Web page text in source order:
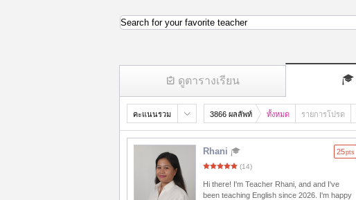
ดูตารางเรียน
Search for your favorite teacher
คะแนนรวม 3866 ผลลัพท์ ทั้งหมด รายการโปรด
Rhani 25pts
(14)
Hi there! I'm Teacher Rhani, and and I've
been teaching English since 2026. I'm happy